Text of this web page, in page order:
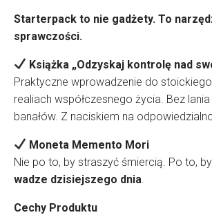
Starterpack to nie gadżety. To
sprawczości.
Książka „Odzyskaj kontrolę nad
Praktyczne wprowadzenie do
realiach współczesnego życia. Bez
banałów. Z naciskiem na
Moneta Memento Mori
Nie po to, by straszyć śmiercią. Po to, by
wadze dzisiejszego dnia
Cechy Produktu